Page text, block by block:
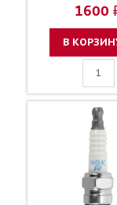
1600
В